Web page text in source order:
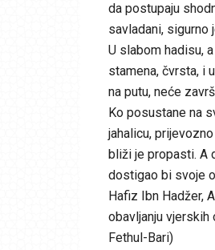
da postupaju
savladani,
U slabom hadisu,
stamena, čvrsta, i
na putu, neće
Ko posustane na
jahalicu,
bliži je propasti. A
dostigao bi svoje
Hafiz Ibn Hadžer,
obavljanju vjerskih
Fethul-Bari)